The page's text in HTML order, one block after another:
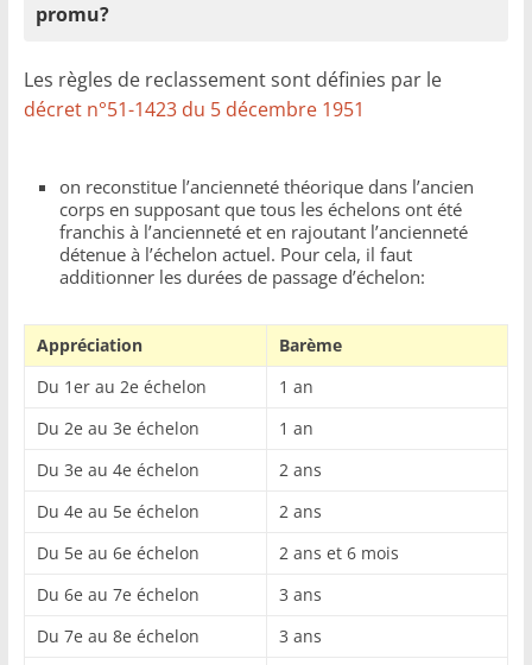
promu?
Les règles de reclassement sont définies par le
décret n°51-1423 du 5 décembre 1951
on reconstitue l’ancienneté théorique dans l’ancien
corps en supposant que tous les échelons ont été
franchis à l’ancienneté et en rajoutant l’ancienneté
détenue à l’échelon actuel. Pour cela, il faut
additionner les durées de passage d’échelon:
Appréciation
Barème
Du 1er au 2e échelon
1 an
Du 2e au 3e échelon
1 an
Du 3e au 4e échelon
2 ans
Du 4e au 5e échelon
2 ans
Du 5e au 6e échelon
2 ans et 6 mois
Du 6e au 7e échelon
3 ans
Du 7e au 8e échelon
3 ans